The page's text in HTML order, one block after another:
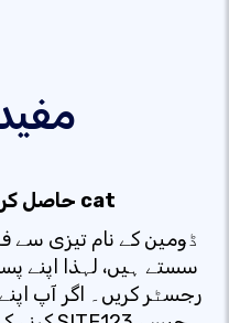
حاصل کرنے کے لیے تیزی سے کام کریں۔ cat
ڈومین کے نام تیزی سے
سستے ہیں، لہذا اپنے
رجسٹر کریں۔ اگر آپ